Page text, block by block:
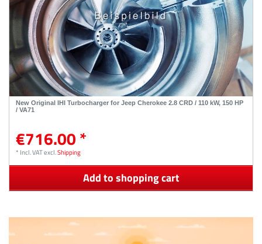
New Original IHI Turbocharger for Jeep Cherokee 2.8 CRD / 110 kW, 150 HP
/ VA71
€716.00 *
* Incl. VATexcl.Shipping
Add to shopping cart